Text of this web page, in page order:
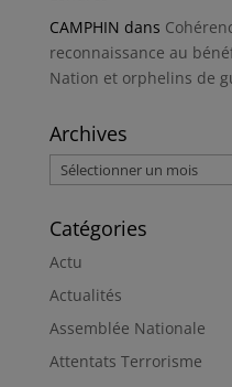
CAMPHIN dans
reconnaissance au
Nation et orphelins de
Archives
Archives
Catégories
Actu
Actualités
Assemblée Nationale
Attentats Terrorisme